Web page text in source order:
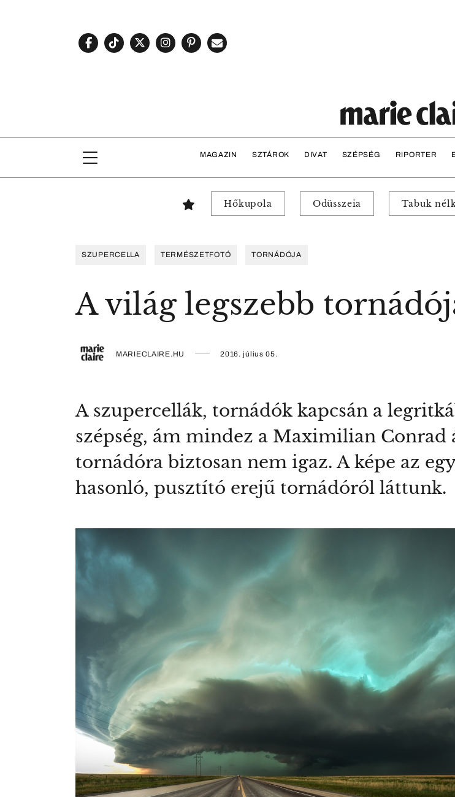
MAGAZIN SZTÁROK DIVAT SZÉPSÉG RIPORTER
Hőkupola Odüsszeia Tabuk
SZUPERCELLA TERMÉSZETFOTÓ TORNÁDÓJA
A világ legszebb
MARIECLAIRE.HU 2016. július 05.
A szupercellák, tornádók kapcsán a
szépség, ám mindez a Maximilian Conrad
tornádóra biztosan nem igaz. A képe az
hasonló, pusztító erejű tornádóról láttunk.